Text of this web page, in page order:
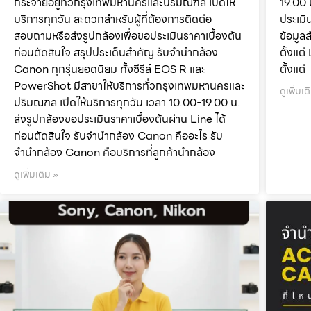
บริการทุกวัน สะดวกสำหรับผู้ที่ต้องการติดต่อ
สอบถามหรือส่งรูปกล้องเพื่อขอประเมินราคาเบื้องต้น
ก่อนตัดสินใจ สรุปประเด็นสำคัญ รับจำนำกล้อง
Canon ทุกรุ่นยอดนิยม ทั้งซีรีส์ EOS R และ
PowerShot มีสาขาให้บริการทั่วกรุงเทพมหานครและ
ปริมณฑล เปิดให้บริการทุกวัน เวลา 10.00-19.00 น.
ส่งรูปกล้องขอประเมินราคาเบื้องต้นผ่าน Line ได้
ก่อนตัดสินใจ รับจำนำกล้อง Canon คืออะไร รับ
จำนำกล้อง Canon คือบริการที่ลูกค้านำกล้อง
ดูเพิ่มเติม »
ประเ
ข้อมู
ตั้งแต่
ตั้งแต่
ดูเพิ่มเ